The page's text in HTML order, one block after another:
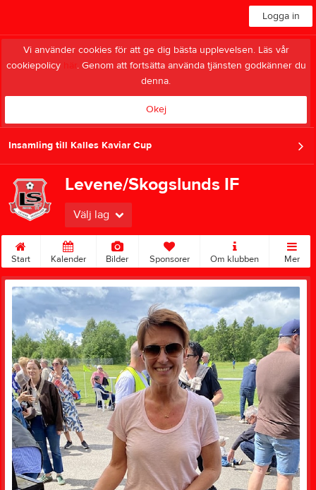
Logga in
Vi använder cookies för att ge dig bästa upplevelsen. Läs vår
cookiepolicy här. Genom att fortsätta använda tjänsten godkänner du
denna.
Okej
Insamling till Kalles Kaviar Cup
Levene/Skogslunds IF
Välj lag
Start Kalender Bilder Sponsorer Om klubben Mer